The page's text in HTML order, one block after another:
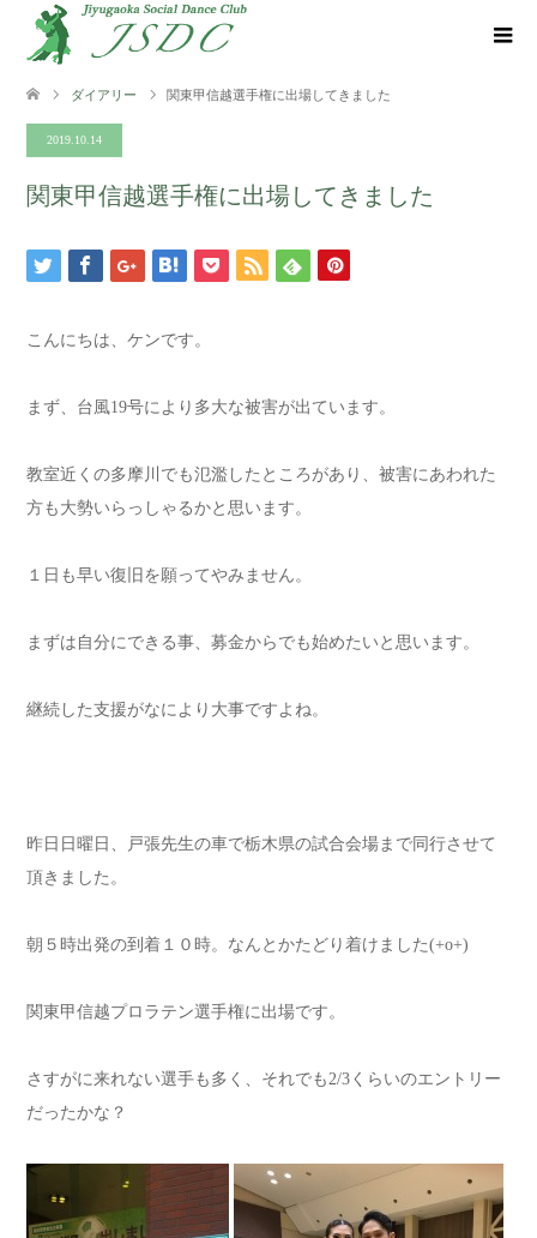
ダイアリー 関東甲信越選手権に出場してきました
2019.10.14
関東甲信越選手権に出場してきました
こんにちは、ケンです。
まず、台風19号により多大な被害が出ています。
教室近くの多摩川でも氾濫したところがあり、被害にあわれた
方も大勢いらっしゃるかと思います。
１日も早い復旧を願ってやみません。
まずは自分にできる事、募金からでも始めたいと思います。
継続した支援がなにより大事ですよね。
昨日日曜日、戸張先生の車で栃木県の試合会場まで同行させて
頂きました。
朝５時出発の到着１０時。なんとかたどり着けました(+o+)
関東甲信越プロラテン選手権に出場です。
さすがに来れない選手も多く、それでも2/3くらいのエントリー
だったかな？